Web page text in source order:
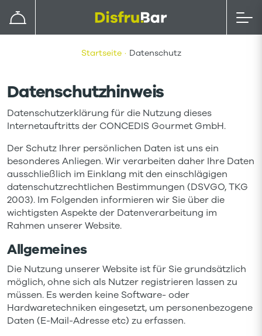
Startseite Datenschutz
Datenschutzhinweis
Datenschutzerklärung für die Nutzung dieses
Internetauftritts der CONCEDIS Gourmet GmbH.
Der Schutz Ihrer persönlichen Daten ist uns ein
besonderes Anliegen. Wir verarbeiten daher Ihre Daten
ausschließlich im Einklang mit den einschlägigen
datenschutzrechtlichen Bestimmungen (DSVGO, TKG
2003). Im Folgenden informieren wir Sie über die
wichtigsten Aspekte der Datenverarbeitung im
Rahmen unserer Website.
Allgemeines
Die Nutzung unserer Website ist für Sie grundsätzlich
möglich, ohne sich als Nutzer registrieren lassen zu
müssen. Es werden keine Software- oder
Hardwaretechniken eingesetzt, um personenbezogene
Daten (E-Mail-Adresse etc) zu erfassen.